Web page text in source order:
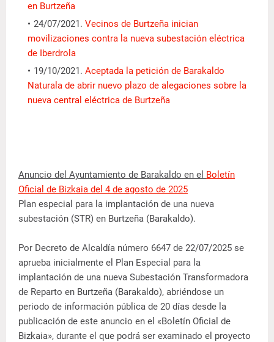
en Burtzeña
24/07/2021. Vecinos de Burtzeña inician
movilizaciones contra la nueva subestación eléctrica
de Iberdrola
19/10/2021. Aceptada la petición de Barakaldo
Naturala de abrir nuevo plazo de alegaciones sobre la
nueva central eléctrica de Burtzeña
Anuncio del Ayuntamiento de Barakaldo en el Boletín
Oficial de Bizkaia del 4 de agosto de 2025
Plan especial para la implantación de una nueva
subestación (STR) en Burtzeña (Barakaldo).
Por Decreto de Alcaldía número 6647 de 22/07/2025 se
aprueba inicialmente el Plan Especial para la
implantación de una nueva Subestación Transformadora
de Reparto en Burtzeña (Barakaldo), abriéndose un
periodo de información pública de 20 días desde la
publicación de este anuncio en el «Boletín Oficial de
Bizkaia», durante el que podrá ser examinado el proyecto